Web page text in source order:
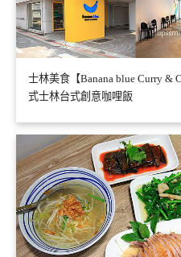
士林美食【Banana blue Curry &
式士林台式創意咖哩飯